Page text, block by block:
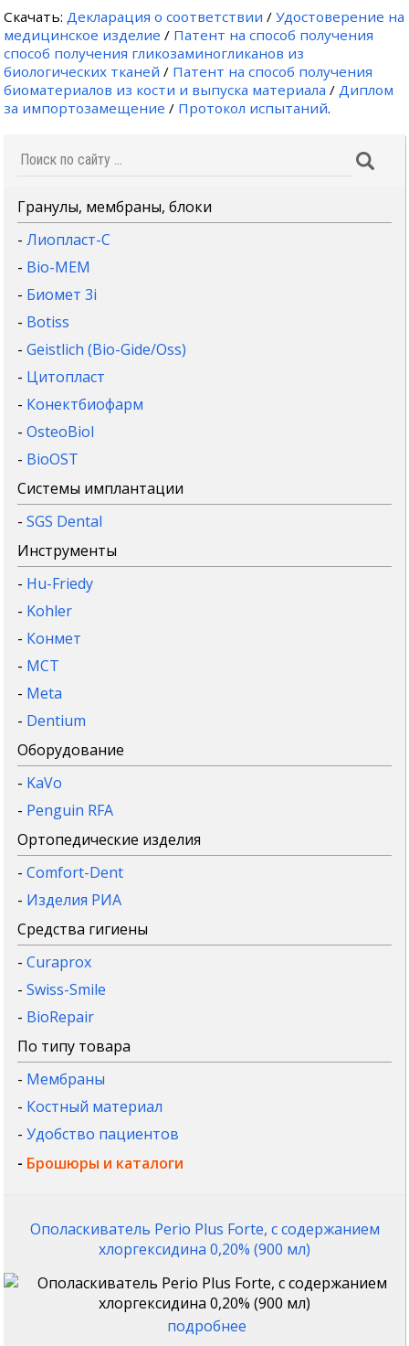
Скачать:Декларация о соответствии /Удостоверение на
медицинское изделие / Патент на способ получения
способ получения гликозаминогликанов из
биологических тканей / Патент на способ получения
биоматериалов из кости и выпуска материала /Диплом
за импортозамещение / Протокол испытаний.
Гранулы, мембраны, блоки
-Лиопласт-С
- Bio-MEM
- Биомет 3i
- Botiss
-Geistlich (Bio-Gide/Oss)
- Цитопласт
- Конектбиофарм
-OsteoBiol
- BioOST
Системы имплантации
-SGS Dental
Инструменты
- Hu-Friedy
- Kohler
- Конмет
- MCT
- Meta
- Dentium
Оборудование
- KaVo
- Penguin RFA
Ортопедические изделия
-Comfort-Dent
- Изделия РИА
Средства гигиены
-Curaprox
-Swiss-Smile
- BioRepair
По типу товара
- Мембраны
- Костный материал
-Удобство пациентов
- Брошюры и каталоги
Ополаскиватель Perio Plus Forte, с содержанием
хлоргексидина 0,20% (900 мл)
подробнее